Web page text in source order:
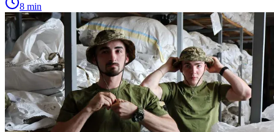
8 min